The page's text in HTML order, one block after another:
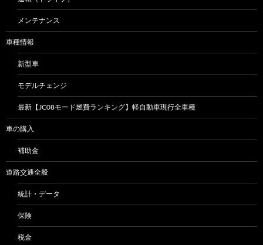
メンテナンス
車種情報
新型車
モデルチェンジ
最新【JC08モード燃費ランキング】軽自動車現行全車種
車の購入
補助金
道路交通全般
統計・データ
保険
税金